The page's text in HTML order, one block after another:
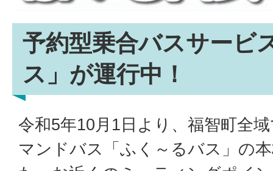
予約型乗合バスサービ
ス」が運行中！
令和5年10月1日より、福智町全
マンドバス「ふく～るバス」の